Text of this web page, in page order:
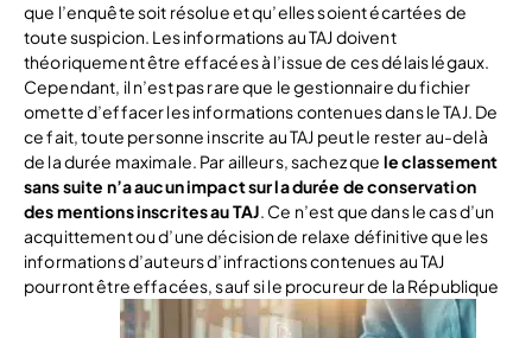
que l’enquête soit résolue et qu’elles soient écartées de
toute suspicion. Les informations au TAJ doivent
théoriquement être effacées à l’issue de ces délais légaux.
Cependant, il n’est pas rare que le gestionnaire du fichier
omette d’effacer les informations contenues dans le TAJ. De
ce fait, toute personne inscrite au TAJ peut le rester au-delà
de la durée maximale. Par ailleurs, sachez que le classement
sans suite n’a aucun impact sur la durée de conservation
des mentions inscrites au TAJ. Ce n’est que dans le cas d’un
acquittement ou d’une décision de relaxe définitive que les
informations d’auteurs d’infractions contenues au TAJ
pourront être effacées, sauf si le procureur de la République